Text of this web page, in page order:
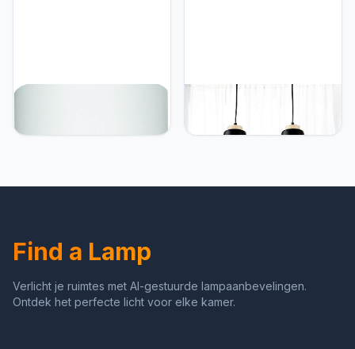
plafondspot, spot,
Licht-Erlebnisse Hanglamp
van metaal en hout in
zwart Scandinavisch 2-
Find a Lamp
Verlicht je ruimtes met AI-gestuurde lampaanbevelingen.
Ontdek het perfecte licht voor elke kamer.